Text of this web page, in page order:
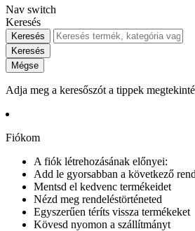
Nav switch
Keresés
Keresés
Keresés
Mégse
Adja meg a keresőszót a tippek
Fiókom
A fiók létrehozásának előnyei:
Add le gyorsabban a következő
Mentsd el kedvenc termékeidet
Nézd meg rendeléstörténeted
Egyszerűen téríts vissza termékeket
Kövesd nyomon a szállítmányt